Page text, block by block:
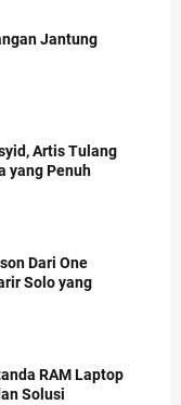
Jantung
Artis Tulang
yang Penuh
Dari One
Solo yang
RAM Laptop
Solusi